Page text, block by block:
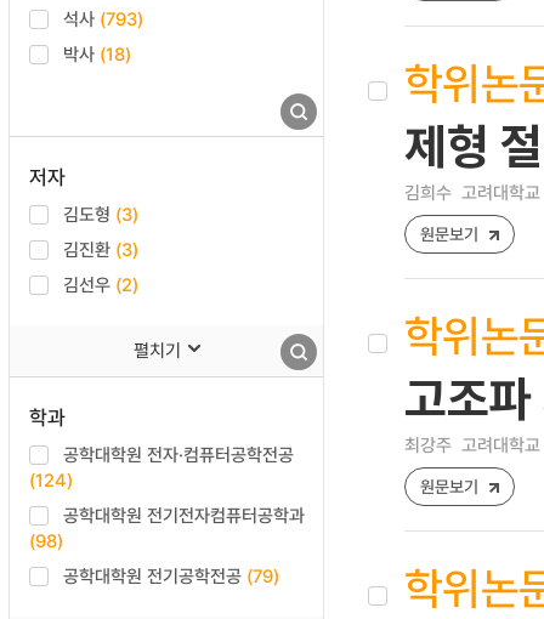
석사 (793)
박사 (18)
저자
김도형 (3)
김진환 (3)
김선우 (2)
펼치기
학과
공학대학원 전자·컴퓨터공학전공
(124)
공학대학원 전기전자컴퓨터공학과
(98)
공학대학원 전기공학전공 (79)
학위논
제형
김희수 고려대학
원문보기
학위논
고조
최강주 고려대학
원문보기
학위논